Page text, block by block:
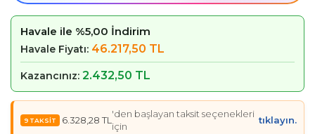
Havale ile %5,00 İndirim
Havale Fiyatı: 46.217,50 TL
Kazancınız: 2.432,50 TL
6.328,28 TL
'den başlayan taksit seçenekleri
için
tıklayın.